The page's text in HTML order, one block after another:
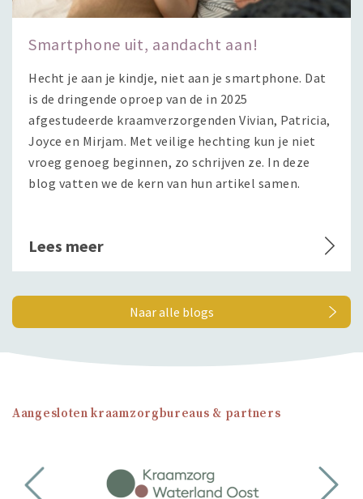
Smartphone uit, aandacht aan!
Hecht je aan je kindje, niet aan je smartphone. Dat
is de dringende oproep van de in 2025
afgestudeerde kraamverzorgenden Vivian, Patricia,
Joyce en Mirjam. Met veilige hechting kun je niet
vroeg genoeg beginnen, zo schrijven ze. In deze
blog vatten we de kern van hun artikel samen.
Lees meer
Naar alle blogs
Aangesloten kraamzorgbureaus & partners